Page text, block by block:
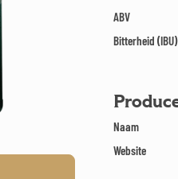
ABV
Bitterheid (IBU)
Naam
Website